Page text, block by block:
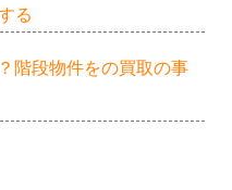
る
階段物件をの買取の事